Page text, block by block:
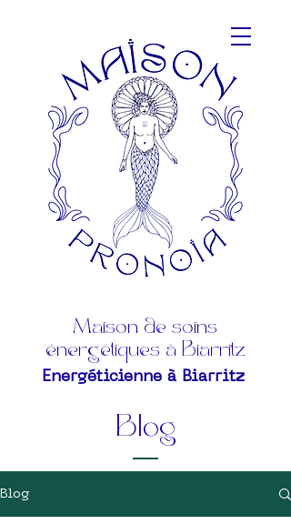
Maison de soins
énergétiques à Biarritz
Energéticienne à Biarritz
Blog
Blog